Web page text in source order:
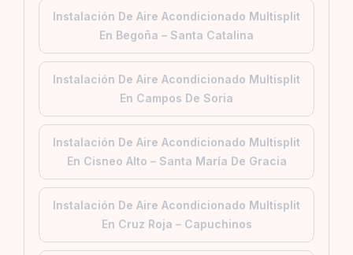
Instalación De Aire Acondicionado Multisplit
En Begoña – Santa Catalina
Instalación De Aire Acondicionado Multisplit
En Campos De Soria
Instalación De Aire Acondicionado Multisplit
En Cisneo Alto – Santa María De Gracia
Instalación De Aire Acondicionado Multisplit
En Cruz Roja – Capuchinos